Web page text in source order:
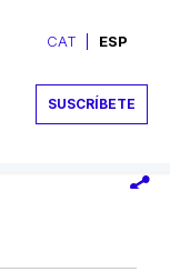
CAT ESP
SUSCRÍBETE